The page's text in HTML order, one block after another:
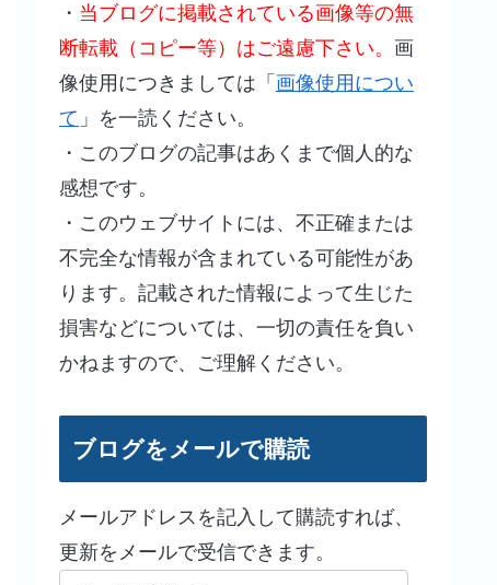
・ 当ブログに掲載されている画像等の無
断転載（コピー等）はご遠慮下さい。 画
像使用につきましては「 画像使用につい
て 」を一読ください。
・このブログの記事はあくまで個人的な
感想です。
・このウェブサイトには、不正確または
不完全な情報が含まれている可能性があ
ります。記載された情報によって生じた
損害などについては、一切の責任を負い
かねますので、ご理解ください。
ブログをメールで購読
メールアドレスを記入して購読すれば、
更新をメールで受信できます。